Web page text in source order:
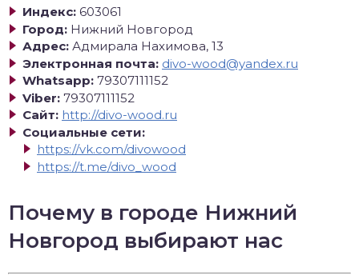
Индекс: 603061
Город: Нижний Новгород
Адрес: Адмирала Нахимова, 13
Электронная почта: divo-wood@yandex.ru
Whatsapp: 79307111152
Viber: 79307111152
Сайт: http://divo-wood.ru
Социальные сети:
https://vk.com/divowood
https://t.me/divo_wood
Почему в городе Нижний
Новгород выбирают нас